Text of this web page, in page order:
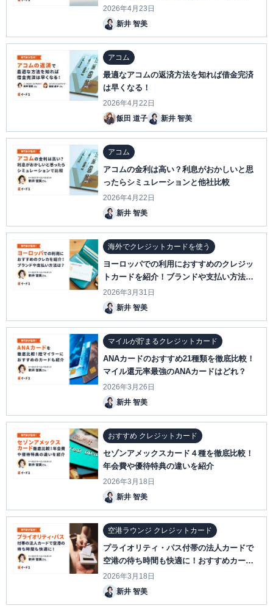
のポイントを解説
2026年4月23日
新井 智美
アコム
最適なアコムの返済方法を知れば借金完済
は早くなる！
2026年4月22日
飯田 道子
新井 智美
アコム
アコムの金利は高い？利息がおかしいと思
ったらシミュレーションと他社比較
2026年4月22日
新井 智美
海外でクレジットカードを使う
ヨーロッパでの利用におすすめのクレジッ
トカードを紹介！ブランドや支払い方法
は？
2026年3月31日
新井 智美
マイルが貯まるクレジットカード
ANAカードのおすすめ21種類を徹底比較！
マイル還元率最強のANAカードはどれ？
2026年3月26日
新井 智美
おすすめ クレジットカード
セゾンアメックスカード４種を徹底比較！
年会費や優待特典の違いを紹介
2026年3月18日
新井 智美
空港ラウンジ クレジットカード
プライオリティ・パス付帯の法人カードで
空港の待ち時間も快適に！おすすめカード5
選も紹介
2026年3月18日
新井 智美